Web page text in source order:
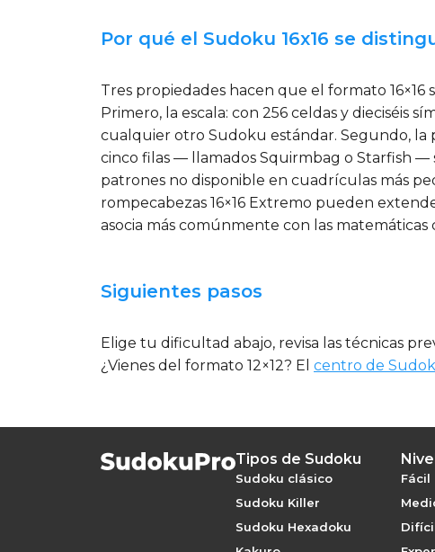
Por qué el Sudoku 16x16 se
Tres propiedades hacen que el formato
Primero, la escala: con 256 celdas y dieciséis
cualquier otro Sudoku estándar. Segundo, la
cinco filas — llamados Squirmbag o Starfish —
patrones no disponible en cuadrículas más
rompecabezas 16×16 Extremo pueden
asocia más comúnmente con las
Siguientes pasos
Elige tu dificultad abajo, revisa las técnicas
¿Vienes del formato 12×12? El centro de
Tipos de Sudoku
Sudoku clásico
Sudoku Killer
Sudoku Hexadoku
Fácil